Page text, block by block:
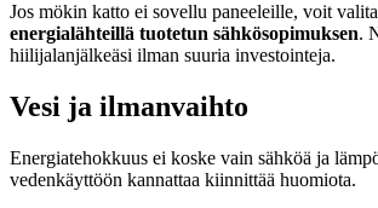
Jos mökin katto ei sovellu paneeleille, voit valita
energialähteillä tuotetun sähkösopimuksen.
hiilijalanjälkeäsi ilman suuria investointeja.
Vesi ja ilmanvaihto
Energiatehokkuus ei koske vain sähköä ja
vedenkäyttöön kannattaa kiinnittää huomiota.